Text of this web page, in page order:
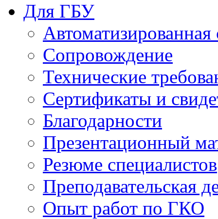
Для ГБУ
Сопровождение
Технические
Сертификаты и
Благодарности
Презентационный
Резюме специалистов
Преподавательская
Опыт работ по ГКО